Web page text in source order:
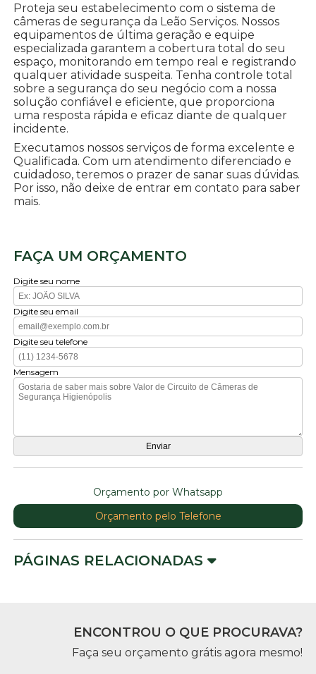
Proteja seu estabelecimento com o sistema de
câmeras de segurança da Leão Serviços. Nossos
equipamentos de última geração e equipe
especializada garantem a cobertura total do seu
espaço, monitorando em tempo real e registrando
qualquer atividade suspeita. Tenha controle total
sobre a segurança do seu negócio com a nossa
solução confiável e eficiente, que proporciona
uma resposta rápida e eficaz diante de qualquer
incidente.
Executamos nossos serviços de forma excelente e
Qualificada. Com um atendimento diferenciado e
cuidadoso, teremos o prazer de sanar suas dúvidas.
Por isso, não deixe de entrar em contato para saber
mais.
FAÇA UM ORÇAMENTO
Digite seu nome
Digite seu email
Digite seu telefone
Mensagem
Orçamento por Whatsapp
Orçamento pelo Telefone
PÁGINAS RELACIONADAS
ENCONTROU O QUE PROCURAVA?
Faça seu orçamento grátis agora mesmo!